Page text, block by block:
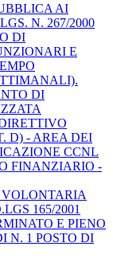
AI
N. 267/2000
DI
E
DI
D) - AREA DEI
CCNL
FINANZIARIO -
VOLONTARIA
165/2001
E PIENO
N. 1 POSTO DI